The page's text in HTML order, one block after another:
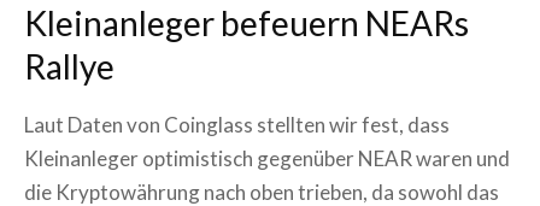
Kleinanleger befeuern NEARs
Rallye
Laut Daten von Coinglass stellten wir fest, dass
Kleinanleger optimistisch gegenüber NEAR waren und
die Kryptowährung nach oben trieben, da sowohl das